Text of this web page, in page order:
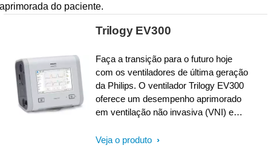
aprimorada do paciente.
Trilogy EV300
Faça a transição para o futuro hoje
com os ventiladores de última geração
da Philips. O ventilador Trilogy EV300
oferece um desempenho aprimorado
em ventilação não invasiva (VNI) e
pacientes possam ser tratados com
Veja o produto